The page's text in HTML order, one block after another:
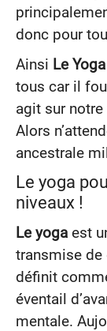
donc pour
Ainsi Le Yoga
tous car il
agit sur
Alors
ancestrale
Le yoga
niveaux !
Le yoga est
transmise de
définit
éventail
mentale.